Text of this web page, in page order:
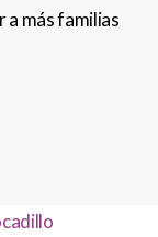
a más familias